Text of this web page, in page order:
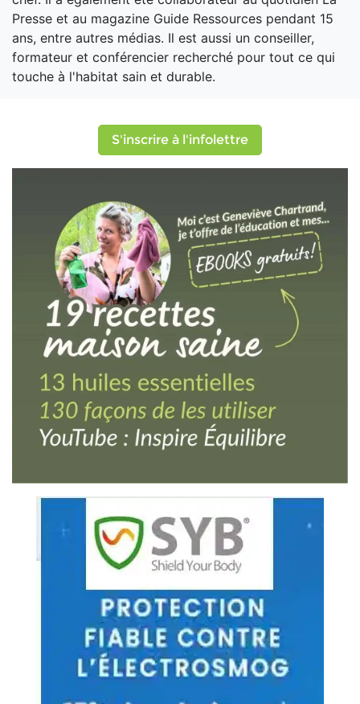
Presse et au magazine Guide Ressources pendant 15
ans, entre autres médias. Il est aussi un conseiller,
formateur et conférencier recherché pour tout ce qui
touche à l'habitat sain et durable.
S'inscrire à l'infolettre